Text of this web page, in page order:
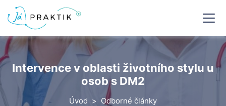
Intervence v oblasti životního stylu u
osob s DM2
Úvod
Odborné články